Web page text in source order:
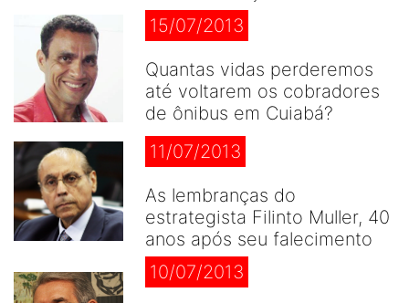
15/07/2013
Quantas vidas perderemos
até voltarem os cobradores
de ônibus em Cuiabá?
11/07/2013
As lembranças do
estrategista Filinto Muller, 40
anos após seu falecimento
10/07/2013